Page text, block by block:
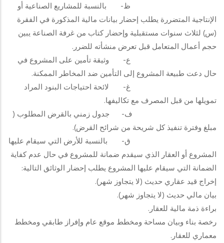
ظ‌- بالنسبة للمشاريع الصناعية أو
الإنتاجية المتضررة يطلب إحضار بيانات مالية المذكورة في الفقرة
(س) لثلاث سنوات مستقبلية وإحضار كتاب من غرفة الصناعة يبين
حجم أعمال المتعامل قبل تعرض منشأته للضرر.
ع‌- وثيقة تأمين على المشروع في
حال دعت طبيعة المشروع إلى التأمين ضد المخاطر الممكنة.
غ‌- لائحة احتياجات البنود المراد
تمويلها من قبل المصرف مع تكاليفها.
ف‌- جدول زمني بالقرض المطلوب (
مبلغ وفترة تنفيذ كل شريحة من شرائح القرض).
ق‌- بالنسبة للأرض التي سيقام عليها
المشروع أو العقار الذي سيقدم ضمانة للمشروع في حال عدم كفاية
الضمانة التي سيقام عليها المشروع يطلب إحضار الوثائق التالية:
إخراج قيد عقاري حديث (لا يتجاوز شهر).
بيان مالي حديث (لا يتجاوز شهر).
براءة ذمة مالية للعقار.
رخصة بناء وبيان مساحة ومخطط موقع عام وإفراز طابقي ومخطط
معماري للعقار.